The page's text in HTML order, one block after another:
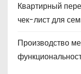
Квартирный
чек-лист для
Производство